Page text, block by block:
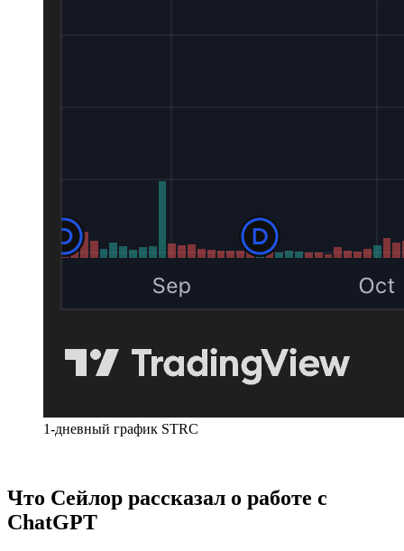
1-дневный график STRC
Что Сейлор рассказал о работе с
ChatGPT